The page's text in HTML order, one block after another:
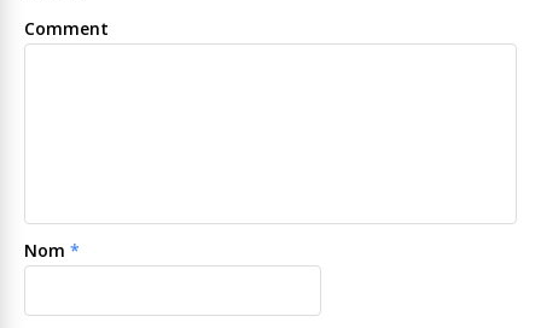
Comment
Nom *